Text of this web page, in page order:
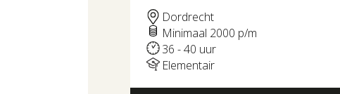
Dordrecht
Minimaal 2000 p/m
36 - 40 uur
Elementair